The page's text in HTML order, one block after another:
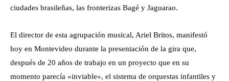
ciudades brasileñas, las fronterizas Bagé y Jaguarao.
El director de esta agrupación musical, Ariel Britos, manifestó
hoy en Montevideo durante la presentación de la gira que,
después de 20 años de trabajo en un proyecto que en su
momento parecía «inviable», el sistema de orquestas infantiles y